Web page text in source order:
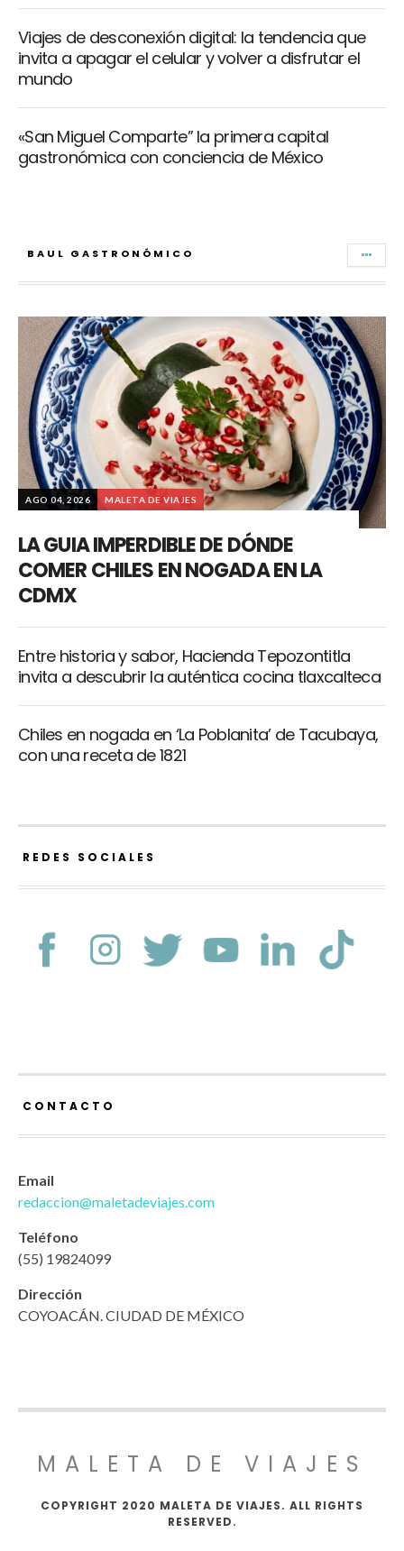
Viajes de desconexión digital: la tendencia que
invita a apagar el celular y volver a disfrutar el
mundo
«San Miguel Comparte” la primera capital
gastronómica con conciencia de México
BAUL GASTRONÓMICO
AGO 04, 2026 MALETA DE VIAJES
LA GUIA IMPERDIBLE DE DÓNDE
COMER CHILES EN NOGADA EN LA
CDMX
Entre historia y sabor, Hacienda Tepozontitla
invita a descubrir la auténtica cocina tlaxcalteca
Chiles en nogada en ‘La Poblanita’ de Tacubaya,
con una receta de 1821
REDES SOCIALES
CONTACTO
Email
redaccion@maletadeviajes.com
Teléfono
(55) 19824099
Dirección
COYOACÁN. CIUDAD DE MÉXICO
MALETA DE VIAJES
COPYRIGHT 2020 MALETA DE VIAJES. ALL RIGHTS
RESERVED.